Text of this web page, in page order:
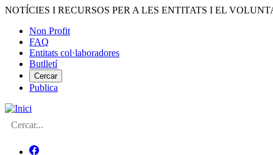
Vés
contingut
NOTÍCIES I RECURSOS PER A LES ENTITATS I EL
Menú
del
compte
d'usuari
Non Profit
FAQ
Entitats col·laboradores
Butlletí
Cercar
Publica
Cerca